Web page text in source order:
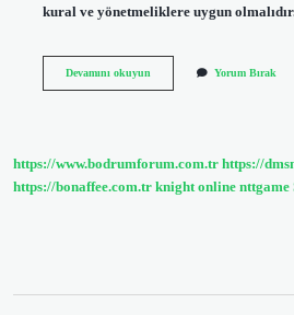
kural ve yönetmeliklere uygun
Devamını okuyunArtık
Yorum Bırak
https://www.bodrumforum.com.tr https://
https://bonaffee.com.tr knight online nttgame